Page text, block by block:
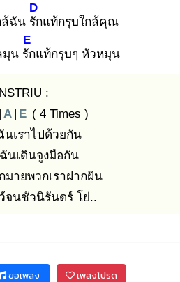
ฉัน รัก
D
แท้กรุบใกล้คุณ
มุน รัก
E
แท้กรุบๆ หัวหมุน
:
| A | E ( 4 Times )
นเราไปด้วยกัน
นเดินจูงมือกัน
มายพวกเราฝากฝัน
จนชัวนิรันดร์ โย่..
ขอเพลง เพลงโปรด